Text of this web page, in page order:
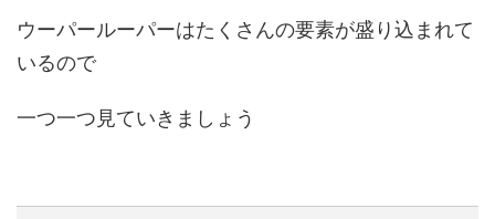
ウーパールーパーはたくさんの要素が盛り込まれて
いるので
一つ一つ見ていきましょう